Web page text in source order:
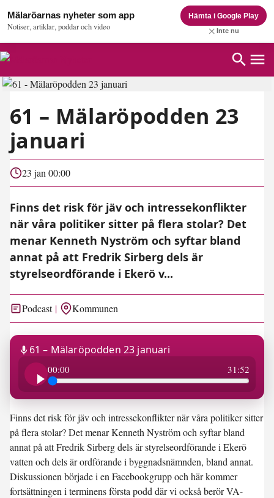
Mälaröarnas nyheter som app
Notiser, artiklar, poddar och video
Hämta i Google Play
Inte nu
61 – Mälaröpodden 23
januari
23 jan 00:00
Finns det risk för jäv och intressekonflikter
när våra politiker sitter på flera stolar? Det
menar Kenneth Nyström och syftar bland
annat på att Fredrik Sirberg dels är
styrelseordförande i Ekerö v...
Podcast Kommunen
31:5261 – Mälaröpodden 23 januari
00:00 31:52
Finns det risk för jäv och intressekonflikter när våra politiker sitter
på flera stolar? Det menar Kenneth Nyström och syftar bland
annat på att Fredrik Sirberg dels är styrelseordförande i Ekerö
vatten och dels är ordförande i byggnadsnämnden, bland annat.
Diskussionen började i en Facebookgrupp och här kommer
fortsättningen i terminens första podd där vi också berör VA-